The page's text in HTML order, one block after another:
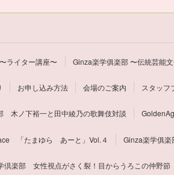
ライター講座〜 Ginza楽学俱楽部 〜伝統芸能
お申し込み方法 会場のご案内 スタッフ
木ノ下裕一と田中綾乃の歌舞伎対談
「たまゆら あーと」Vol.４ Ginza楽学俱
倶楽部 女性視点がさく裂！目からうろこの仲野節